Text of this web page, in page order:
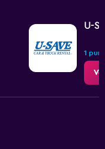
U-
1